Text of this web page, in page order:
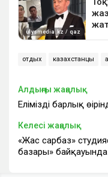
отдых казахстанцы
Алдыңғы жаңалық
Еліміздің барлық
Келесі жаңалық
«Жас сарбаз»
базары» байқауында